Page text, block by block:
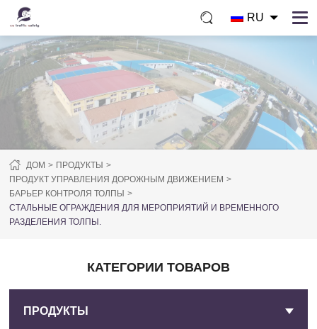
RU
ДОМ
ПРОДУКТЫ
ПРОДУКТ УПРАВЛЕНИЯ ДОРОЖНЫМ ДВИЖЕНИЕМ
БАРЬЕР КОНТРОЛЯ ТОЛПЫ
СТАЛЬНЫЕ ОГРАЖДЕНИЯ ДЛЯ МЕРОПРИЯТИЙ И ВРЕМЕННОГО
РАЗДЕЛЕНИЯ ТОЛПЫ.
КАТЕГОРИИ ТОВАРОВ
ПРОДУКТЫ